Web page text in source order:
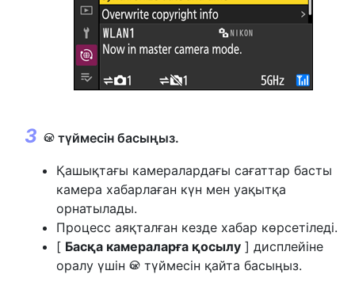
J түймесін басыңыз.
Қашықтағы камералардағы сағаттар басты
камера хабарлаған күн мен уақытқа
орнатылады.
Процесс аяқталған кезде хабар көрсетіледі.
[ Басқа камераларға қосылу ] дисплейіне
оралу үшін J түймесін қайта басыңыз.